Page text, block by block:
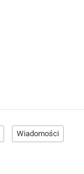
Wiadomości